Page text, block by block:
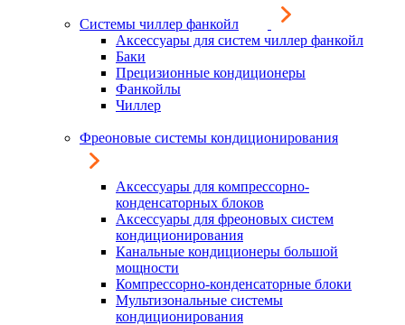
Системы чиллер фанкойл
Аксессуары для систем чиллер фанкойл
Баки
Прецизионные кондиционеры
Фанкойлы
Чиллер
Фреоновые системы кондиционирования
Аксессуары для компрессорно-
конденсаторных блоков
Аксессуары для фреоновых систем
кондиционирования
Канальные кондиционеры большой
мощности
Компрессорно-конденсаторные блоки
Мультизональные системы
кондиционирования